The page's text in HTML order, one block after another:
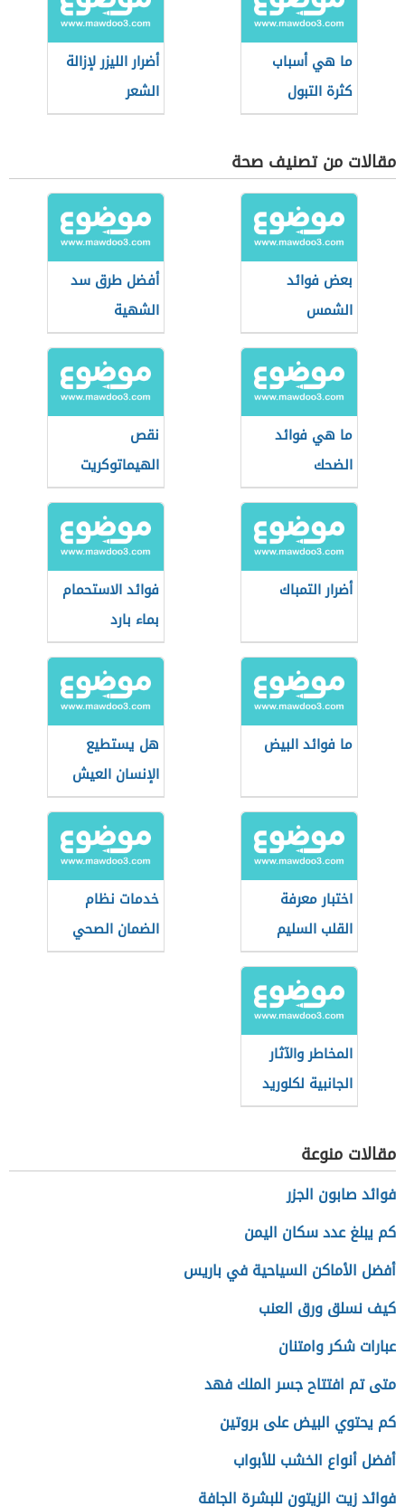
ما هي أسباب
كثرة التبول
أضرار الليزر لإزالة
الشعر
مقالات من تصنيف صحة
بعض فوائد
الشمس
أفضل طرق سد
الشهية
ما هي فوائد
الضحك
نقص
الهيماتوكريت
أضرار التمباك
فوائد الاستحمام
بماء بارد
ما فوائد البيض
هل يستطيع
الإنسان العيش
بكلية واحدة
اختبار معرفة
القلب السليم
خدمات نظام
الضمان الصحي
التعاوني
المخاطر والآثار
الجانبية لكلوريد
الصوديوم
مقالات منوعة
فوائد صابون الجزر
كم يبلغ عدد سكان اليمن
أفضل الأماكن السياحية في باريس
كيف نسلق ورق العنب
عبارات شكر وامتنان
متى تم افتتاح جسر الملك فهد
كم يحتوي البيض على بروتين
أفضل أنواع الخشب للأبواب
فوائد زيت الزيتون للبشرة الجافة